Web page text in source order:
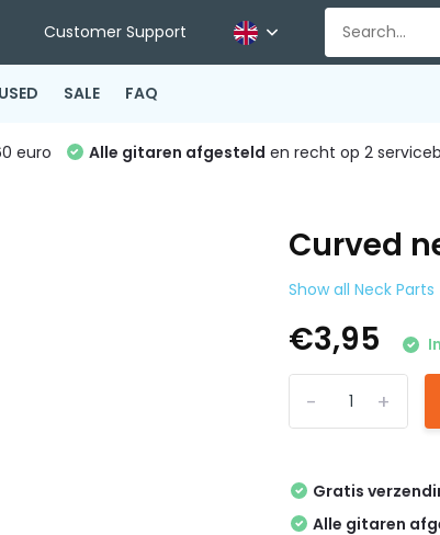
Customer Support
USED SALE FAQ
euro Alle gitaren afgesteld en recht op 2
Curved
Show all Neck Parts
€3,95
+
-
Gratis
Alle gitaren